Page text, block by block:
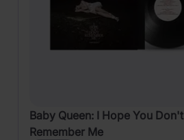
Baby Queen: I Hope You Don't
Remember Me